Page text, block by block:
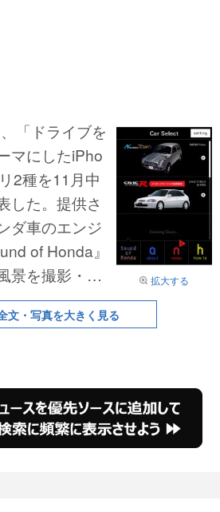
拡大する
「ドライブを
マにしたiPho
2種を11月中
した。提供さ
ダ車のエンジ
of Honda』
景を撮影・編
』。これ
かな関係を考
ト『dots(ド
文・写真を大きく見る